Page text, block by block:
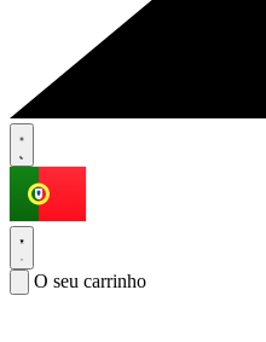
O seu carrinho